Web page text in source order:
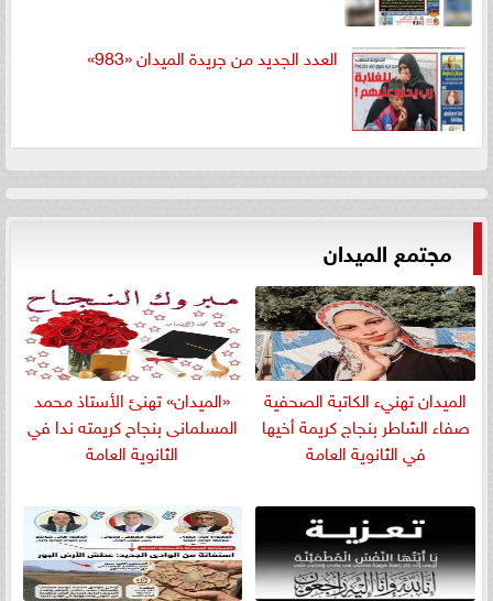
العدد الجديد من جريدة الميدان «983»
مجتمع الميدان
الميدان تهنيء الكاتبة الصحفية
صفاء الشاطر بنجاج كريمة أخيها
في الثانوية العامة
«الميدان» تهنئ الأستاذ محمد
المسلمانى بنجاح كريمته ندا في
الثانوية العامة